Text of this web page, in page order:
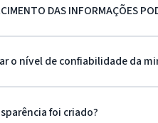
DAS INFORMAÇÕES
o nível de confiabilidade da
foi criado?